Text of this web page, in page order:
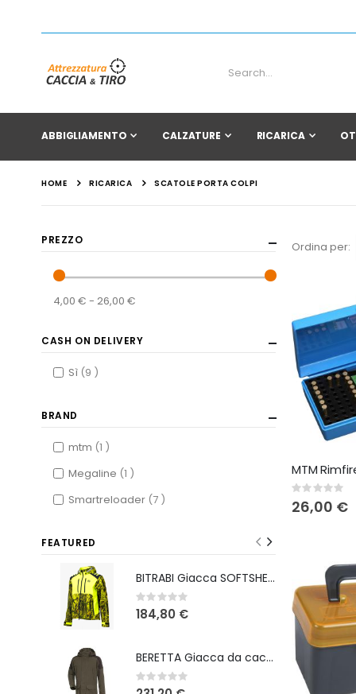
ABBIGLIAMENTO CALZATURE RICARICA
HOME RICARICA SCATOLE PORTA COLPI
Ordina per
Rating:
0%
26,00 €
PREZZO
4,00 € - 26,00 €
CASH ON DELIVERY
Sì 9 items
BRAND
mtm 1 item
Megaline 1 item
Smartreloader 7 items
FEATURED
BITRABI Giacca SOFTSHELL DA CACCIA TIGER GIALLO FLUO
Rating:
0%
184,80 €
BERETTA Giacca da caccia Tri-Active Evo
Rating:
0%